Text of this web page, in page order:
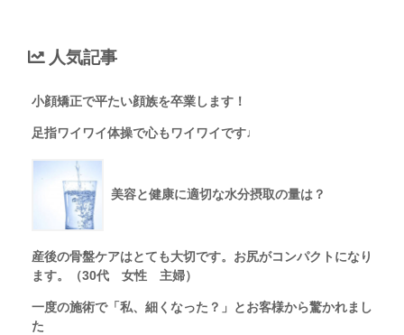
人気記事
小顔矯正で平たい顔族を卒業します！
足指ワイワイ体操で心もワイワイです♩
美容と健康に適切な水分摂取の量は？
産後の骨盤ケアはとても大切です。お尻がコンパクトになり
ます。（30代 女性 主婦）
一度の施術で「私、細くなった？」とお客様から驚かれまし
た